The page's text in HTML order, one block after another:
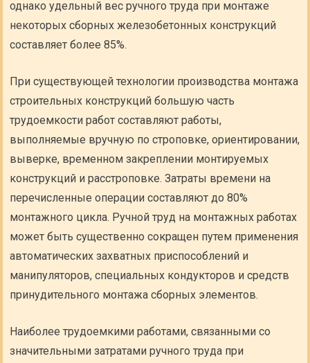
однако удельный вес ручного труда при монтаже
некоторых сборных железобетонных конструкций
составляет более 85%.
При существующей технологии производства монтажа
строительных конструкций большую часть
трудоемкости работ составляют работы,
выполняемые вручную по строповке, ориентировании,
выверке, временном закреплении монтируемых
конструкций и расстроповке. Затраты времени на
перечисленные операции составляют до 80%
монтажного цикла. Ручной труд на монтажных работах
может быть существенно сокращен путем применения
автоматических захватных приспособлений и
манипуляторов, специальных кондукторов и средств
принудительного монтажа сборных элементов.
Наиболее трудоемкими работами, связанными со
значительными затратами ручного труда при